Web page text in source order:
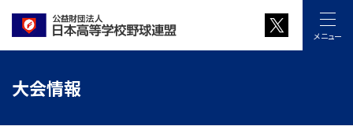
メニュー
大会情報